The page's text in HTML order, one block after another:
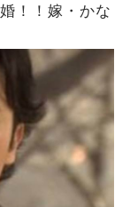
！！嫁・かな